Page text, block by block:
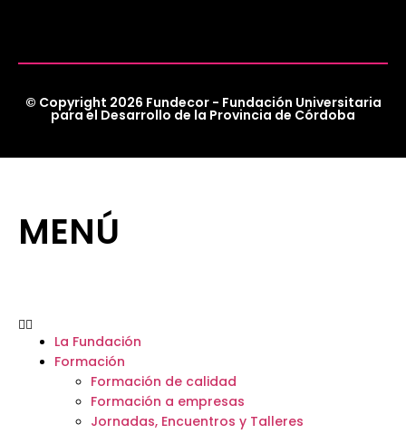
© Copyright 2026 Fundecor - Fundación Universitaria
para el Desarrollo de la Provincia de Córdoba
MENÚ
La Fundación
Formación
Formación de calidad
Formación a empresas
Jornadas, Encuentros y Talleres